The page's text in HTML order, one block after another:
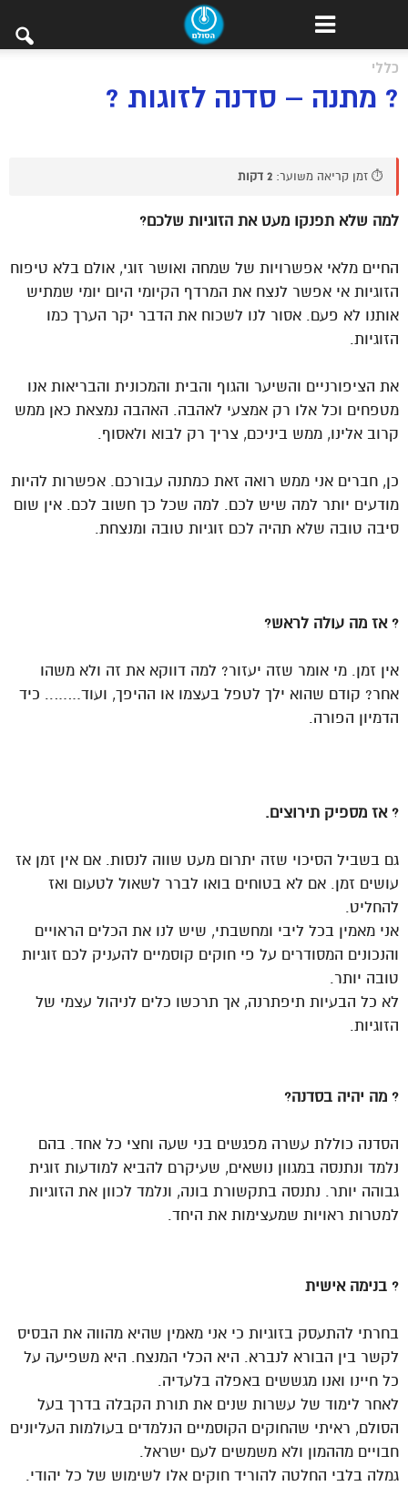
כללי
? מתנה – סדנה לזוגות ?
⏱️ זמן קריאה משוער: 2 דקות
למה שלא תפנקו מעט את הזוגיות שלכם?
החיים מלאי אפשרויות של שמחה ואושר זוגי, אולם בלא טיפוח
הזוגיות אי אפשר לנצח את המרדף הקיומי היום יומי שמתיש
אותנו לא פעם. אסור לנו לשכוח את הדבר יקר הערך כמו
הזוגיות.
את הציפורניים והשיער והגוף והבית והמכונית והבריאות אנו
מטפחים וכל אלו רק אמצעי לאהבה. האהבה נמצאת כאן ממש
קרוב אלינו, ממש ביניכם, צריך רק לבוא ולאסוף.
כן, חברים אני ממש רואה זאת כמתנה עבורכם. אפשרות להיות
מודעים יותר למה שיש לכם. למה שכל כך חשוב לכם. אין שום
סיבה טובה שלא תהיה לכם זוגיות טובה ומנצחת.
?אז מה עולה לראש?
אין זמן. מי אומר שזה יעזור? למה דווקא את זה ולא משהו
אחר? קודם שהוא ילך לטפל בעצמו או ההיפך, ועוד…….. כיד
הדמיון הפורה.
?אז מספיק תירוצים.
גם בשביל הסיכוי שזה יתרום מעט שווה לנסות. אם אין זמן אז
עושים זמן. אם לא בטוחים בואו לברר לשאול לטעום ואז
להחליט.
אני מאמין בכל ליבי ומחשבתי, שיש לנו את הכלים הראויים
והנכונים המסודרים על פי חוקים קוסמיים להעניק לכם זוגיות
טובה יותר.
לא כל הבעיות תיפתרנה, אך תרכשו כלים לניהול עצמי של
הזוגיות.
? מה יהיה בסדנה?
הסדנה כוללת עשרה מפגשים בני שעה וחצי כל אחד. בהם
נלמד ונתנסה במגוון נושאים, שעיקרם להביא למודעות זוגית
גבוהה יותר. נתנסה בתקשורת בונה, ונלמד לכוון את הזוגיות
למטרות ראויות שמעצימות את היחד.
? בנימה אישית
בחרתי להתעסק בזוגיות כי אני מאמין שהיא מהווה את הבסיס
לקשר בין הבורא לנברא. היא הכלי המנצח. היא משפיעה על
כל חיינו ואנו מגששים באפלה בלעדיה.
לאחר לימוד של עשרות שנים את תורת הקבלה בדרך בעל
הסולם, ראיתי שהחוקים הקוסמיים הנלמדים בעולמות העליונים
חבויים מההמון ולא משמשים לעם ישראל.
גמלה בלבי החלטה להוריד חוקים אלו לשימוש של כל יהודי.